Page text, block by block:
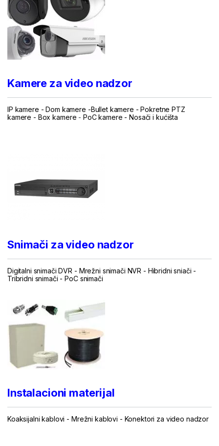
Kamere za video nadzor
IP kamere -Dom kamere -Bullet kamere -Pokretne PTZ
kamere - Box kamere - PoC kamere -Nosači i kućišta
Snimači za video nadzor
Digitalni snimači DVR - Mrežni snimači NVR - Hibridni sniači -
Tribridni snimači - PoC snimači
Instalacioni materijal
Koaksijalni kablovi - Mrežni kablovi - Konektori za video nadzor